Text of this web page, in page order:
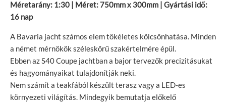
Méretarány: 1:30 | Méret: 750mm x 300mm | Gyártási idő:
16 nap
A Bavaria jacht számos elem tökéletes kölcsönhatása. Minden
a német mérnökök széleskörű szakértelmére épül.
Ebben az S40 Coupe jachtban a bajor tervezők precizitásukat
és hagyományaikat tulajdonítják neki.
Nem számít a teakfából készült terasz vagy a LED-es
környezeti világítás. Mindegyik bemutatja előkelő